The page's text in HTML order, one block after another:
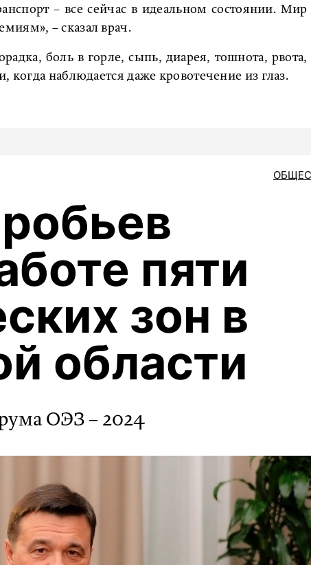
– все сейчас в идеальном состоянии. Мир
– сказал врач.
боль в горле, сыпь, диарея, тошнота, рвота,
когда наблюдается даже кровотечение из глаз.
пяти
зон в
области
ОЭЗ – 2024